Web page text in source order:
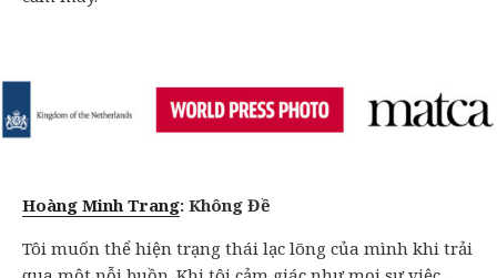
Hoàng Minh Trang: Không Đề
Tôi muốn thể hiện trạng thái lạc lõng của mình khi trải